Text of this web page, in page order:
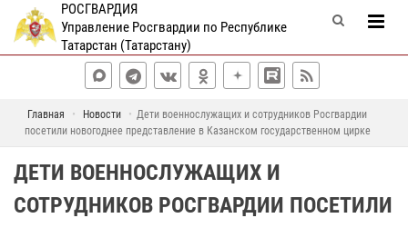
РОСГВАРДИЯ
Управление Росгвардии по Республике
Татарстан (Татарстану)
Главная Новости
Дети военнослужащих и сотрудников Росгвардии
посетили новогоднее представление в Казанском государственном цирке
ДЕТИ ВОЕННОСЛУЖАЩИХ И
СОТРУДНИКОВ РОСГВАРДИИ ПОСЕТИЛИ